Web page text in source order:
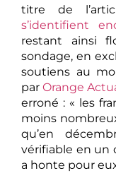
titre de
s’identifient
restant ainsi
sondage, en
soutiens au
parOrange
erroné : « les
moins
qu’en
vérifiable en un
a honte pour